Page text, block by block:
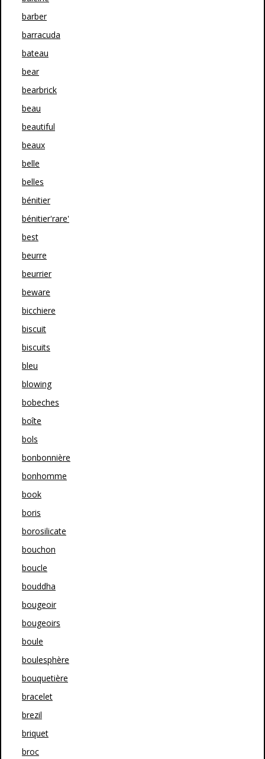
barber
barracuda
bateau
bear
bearbrick
beau
beautiful
beaux
belle
belles
bénitier
bénitier'rare'
best
beurre
beurrier
beware
bicchiere
biscuit
biscuits
bleu
blowing
bobeches
boîte
bols
bonbonnière
bonhomme
book
boris
borosilicate
bouchon
boucle
bouddha
bougeoir
bougeoirs
boule
boulesphère
bouquetière
bracelet
brezil
briquet
broc